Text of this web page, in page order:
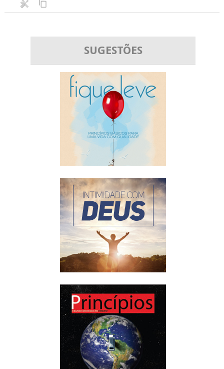
SUGESTÕES